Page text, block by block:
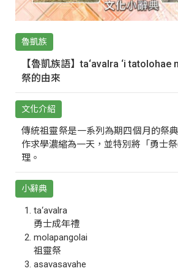
魯凱族
【魯凱族語】ta‘avalra ‘i tatolohae
祭的由來
文化介紹
傳統祖靈祭是一系列為期四個月的祭
作求學濃縮為一天，並特別將「勇士祭
理。
小辭典
ta‘avalra
勇士成年禮
molapangolai
祖靈祭
asavasavahe